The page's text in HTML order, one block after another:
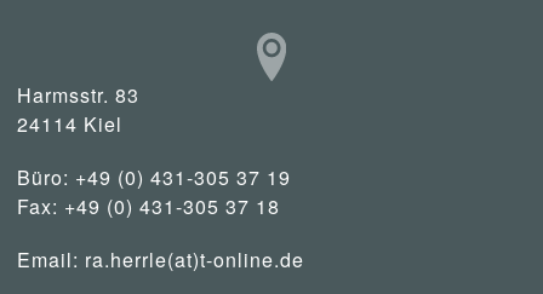
Harmsstr. 83
24114 Kiel
Büro: +49 (0) 431-305 37 19
Fax: +49 (0) 431-305 37 18
Email: ra.herrle(at)t-online.de